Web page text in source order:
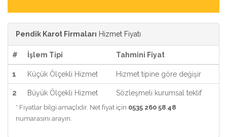
Pendik Karot Firmaları Hizmet Fiyatı
# İşlem Tipi Tahmini Fiyat
1 Küçük Ölçekli Hizmet Hizmet tipine göre değişir
2 Büyük Ölçekli Hizmet Sözleşmeli kurumsal teklif
* Fiyatlar bilgi amaçlıdır. Net fiyat için 0535 260 58 48
numarasını arayın.